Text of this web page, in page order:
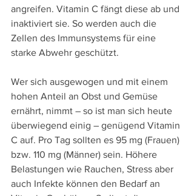
angreifen. Vitamin C fängt diese ab und
inaktiviert sie. So werden auch die
Zellen des Immunsystems für eine
starke Abwehr geschützt.
Wer sich ausgewogen und mit einem
hohen Anteil an Obst und Gemüse
ernährt, nimmt – so ist man sich heute
überwiegend einig – genügend Vitamin
C auf. Pro Tag sollten es 95 mg (Frauen)
bzw. 110 mg (Männer) sein. Höhere
Belastungen wie Rauchen, Stress aber
auch Infekte können den Bedarf an